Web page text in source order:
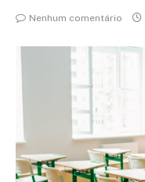
Nenhum comentário